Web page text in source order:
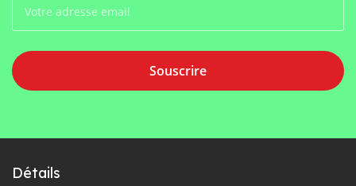
Souscrire
Détails